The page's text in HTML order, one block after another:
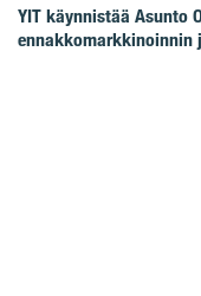
YIT käynnistää Asunto
ennakkomarkkinoinnin